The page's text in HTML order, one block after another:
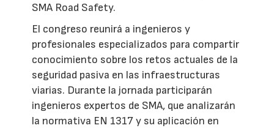
SMA Road Safety.
El congreso reunirá a ingenieros y
profesionales especializados para compartir
conocimiento sobre los retos actuales de la
seguridad pasiva en las infraestructuras
viarias. Durante la jornada participarán
ingenieros expertos de SMA, que analizarán
la normativa EN 1317 y su aplicación en